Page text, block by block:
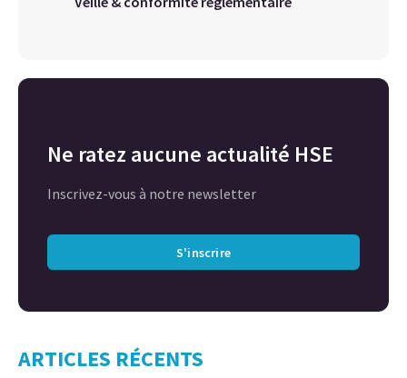
Ne ratez aucune actualité HSE
Inscrivez-vous à notre newsletter
S'inscrire
ARTICLES RÉCENTS